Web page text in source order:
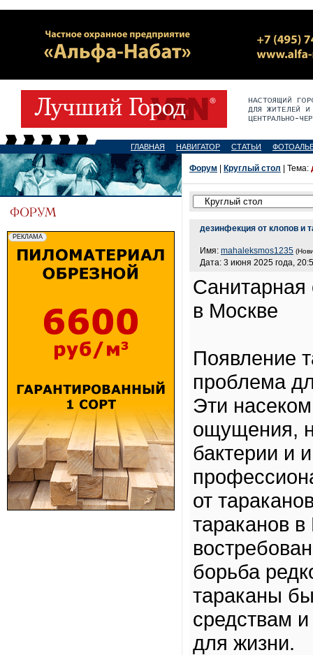
ГЛАВНАЯ НАВИГАТОР СТАТЬИ
Форум Круглый стол | Тема:
дезинфекция от клопов и
Имя: mahaleksmos1235
Дата: 3 июня 2025 года,
Санитарная
в Москве
Появление
проблема
Эти
ощущения,
бактерии и
от
тараканов
борьба
тараканы
средствам
для жизни.